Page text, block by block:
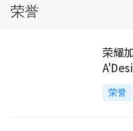
荣誉
荣耀
荣誉